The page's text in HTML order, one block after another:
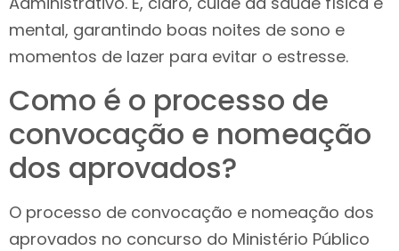
mental, garantindo boas noites de sono e
momentos de lazer para evitar o estresse.
Como é o processo de
convocação e nomeação
dos aprovados?
O processo de convocação e nomeação dos
aprovados no concurso do Ministério Público